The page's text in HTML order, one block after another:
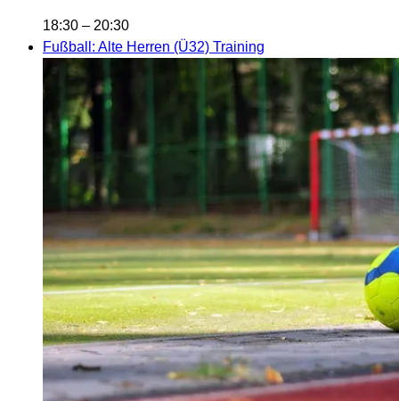
18:30 – 20:30
Fußball: Alte Herren (Ü32) Training